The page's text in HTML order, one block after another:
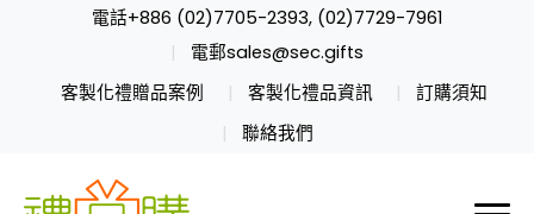
電話+886 (02)7705-2393, (02)7729-7961
電郵sales@sec.gifts
客製化禮贈品案例
客製化禮品資訊
訂購須知
聯絡我們